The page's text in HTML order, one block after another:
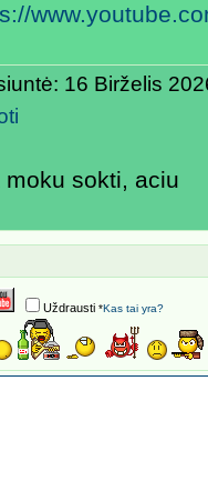
16 Birželis
moku sokti, aciu
Uždrausti *Kas tai yra?